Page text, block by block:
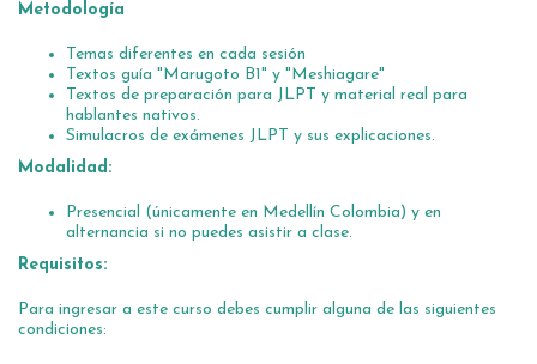
Metodología
Temas diferentes en cada sesión
Textos guía "Marugoto B1" y "Meshiagare"
Textos de preparación para JLPT y material real para
hablantes nativos.
Simulacros de exámenes JLPT y sus explicaciones.
Modalidad:
Presencial (únicamente en Medellín Colombia) y en
alternancia si no puedes asistir a clase.
Requisitos:
Para ingresar a este curso debes cumplir alguna de las siguientes
condiciones: